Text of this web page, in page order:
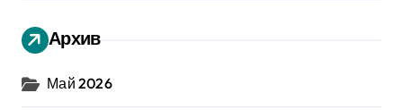
Архив
Май 2026